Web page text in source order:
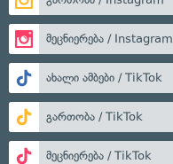
მეცნიერება / Instagram
ახალი ამბები / TikTok
გართობა / TikTok
მეცნიერება / TikTok